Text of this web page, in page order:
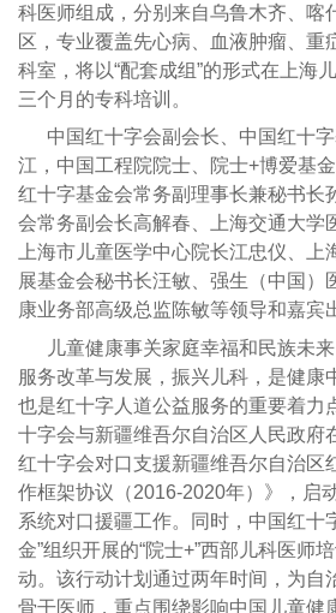
科医师组成，分别来自乌鲁木齐、喀
区，专业覆盖先心病、血液肿瘤、重
科室，将以“配套成组”的形式在上海
三个月的专科培训。
中国红十字会副会长、中国红十字
江，中国工程院院士、院士+博爱基
红十字基金会常务副理事长兼秘书长
会常务副会长高解春、上海交通大学
上海市儿童医学中心院长江忠仪、
展基金会秘书长汪敏、强生（中国）
康业务部高级总监陈敏等领导和嘉宾
儿童健康事关家庭幸福和民族未来
服务改革与发展，振兴儿科，是健康
也是红十字人道公益服务的重要着力
十字会与新疆维吾尔自治区人民政府
红十字会对口支援新疆维吾尔自治区
作框架协议（2016-2020年）》，启
系统对口援疆工作。同时，中国红十
金”组织开展的“院士+”西部儿科医师
动。该行动计划通过两年时间，为自
骨干医师，重点围绕影响中国儿童健